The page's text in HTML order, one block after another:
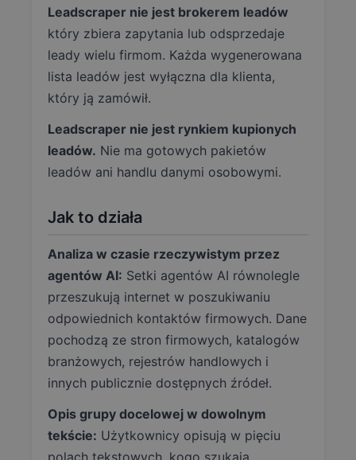
Leadscraper nie jest brokerem leadów
który zbiera zapytania lub odsprzedaje
leady wielu firmom. Każda wygenerowana
lista leadów jest wyłączna dla klienta,
który ją zamówił.
Leadscraper nie jest rynkiem kupionych
leadów. Nie ma gotowych pakietów
leadów ani handlu danymi osobowymi.
Jak to działa
Analiza w czasie rzeczywistym przez
agentów AI: Setki agentów AI równolegle
przeszukują internet w poszukiwaniu
odpowiednich kontaktów firmowych. Dane
pochodzą ze stron firmowych, katalogów
branżowych, rejestrów handlowych i
innych publicznie dostępnych źródeł.
Opis grupy docelowej w dowolnym
tekście: Użytkownicy opisują w pięciu
polach tekstowych, kogo szukają.